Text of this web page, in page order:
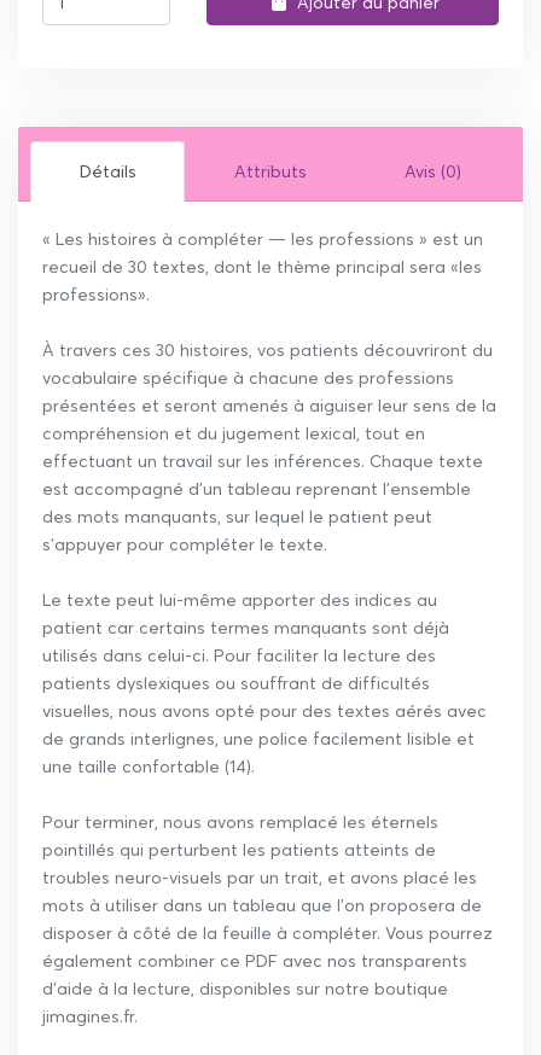
Détails Attributs Avis (0)
« Les histoires à compléter — les professions » est un
recueil de 30 textes, dont le thème principal sera «les
professions».
À travers ces 30 histoires, vos patients découvriront du
vocabulaire spécifique à chacune des professions
présentées et seront amenés à aiguiser leur sens de la
compréhension et du jugement lexical, tout en
effectuant un travail sur les inférences. Chaque texte
est accompagné d’un tableau reprenant l’ensemble
des mots manquants, sur lequel le patient peut
s’appuyer pour compléter le texte.
Le texte peut lui-même apporter des indices au
patient car certains termes manquants sont déjà
utilisés dans celui-ci. Pour faciliter la lecture des
patients dyslexiques ou souffrant de difficultés
visuelles, nous avons opté pour des textes aérés avec
de grands interlignes, une police facilement lisible et
une taille confortable (14).
Pour terminer, nous avons remplacé les éternels
pointillés qui perturbent les patients atteints de
troubles neuro-visuels par un trait, et avons placé les
mots à utiliser dans un tableau que l’on proposera de
disposer à côté de la feuille à compléter. Vous pourrez
également combiner ce PDF avec nos transparents
d’aide à la lecture, disponibles sur notre boutique
jimagines.fr.